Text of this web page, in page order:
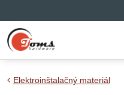
Elektroinštalačný materiál